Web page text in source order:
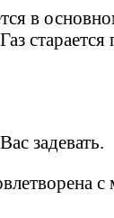
в
задевать.
с